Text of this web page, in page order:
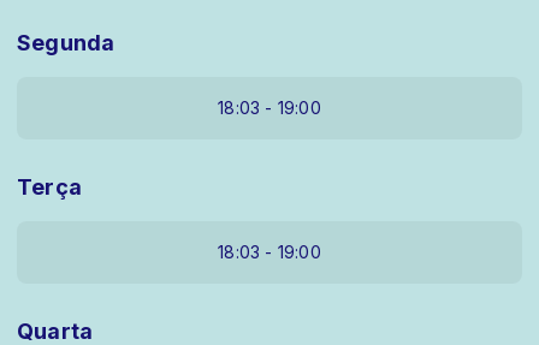
Segunda
18:03 - 19:00
Terça
18:03 - 19:00
Quarta